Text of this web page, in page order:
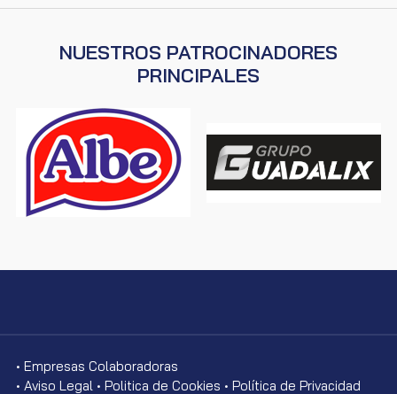
NUESTROS PATROCINADORES
PRINCIPALES
• Empresas Colaboradoras
• Aviso Legal • Politica de Cookies • Política de Privacidad